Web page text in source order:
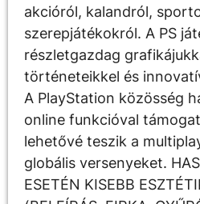
akcióról, kalandról,
szerepjátékokról. A PS
részletgazdag
történeteikkel és
A PlayStation közösség
online funkcióval
lehetővé teszik a
globális versenyeket.
ESETÉN KISEBB